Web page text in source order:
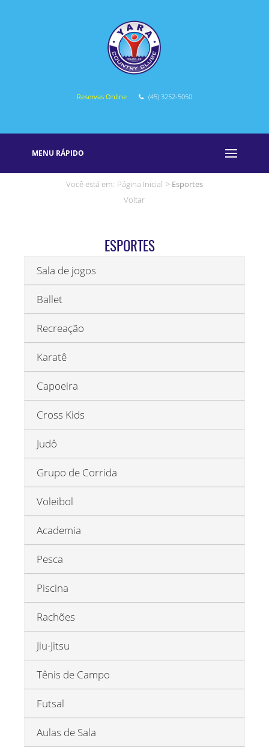
Reservas Online (45) 3252-5050
MENU RÁPIDO
Você está em: Página Inicial > Esportes
Voltar
ESPORTES
Sala de jogos
Ballet
Recreação
Karatê
Capoeira
Cross Kids
Judô
Grupo de Corrida
Voleibol
Academia
Pesca
Piscina
Rachões
Jiu-Jitsu
Tênis de Campo
Futsal
Aulas de Sala